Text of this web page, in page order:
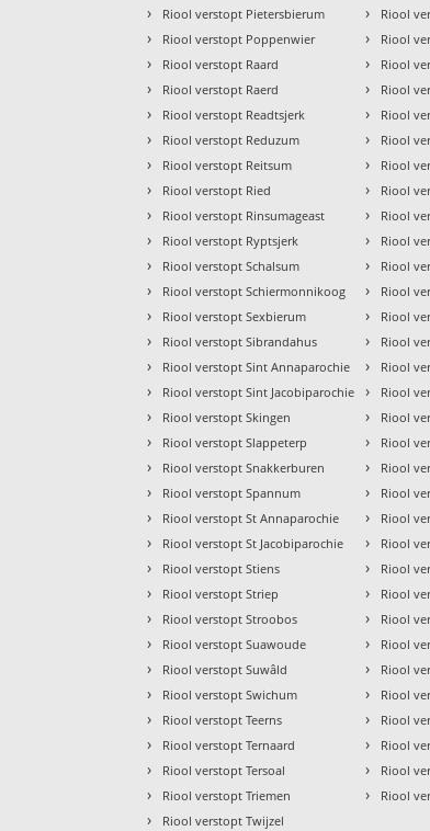
› Riool verstopt Pietersbierum
› Riool verstopt Poppenwier
› Riool verstopt Raard
› Riool verstopt Raerd
› Riool verstopt Readtsjerk
› Riool verstopt Reduzum
› Riool verstopt Reitsum
› Riool verstopt Ried
› Riool verstopt Rinsumageast
› Riool verstopt Ryptsjerk
› Riool verstopt Schalsum
› Riool verstopt Schiermonnikoog
› Riool verstopt Sexbierum
› Riool verstopt Sibrandahus
› Riool verstopt Sint Annaparochie
› Riool verstopt Sint Jacobiparochie
› Riool verstopt Skingen
› Riool verstopt Slappeterp
› Riool verstopt Snakkerburen
› Riool verstopt Spannum
› Riool verstopt St Annaparochie
› Riool verstopt St Jacobiparochie
› Riool verstopt Stiens
› Riool verstopt Striep
› Riool verstopt Stroobos
› Riool verstopt Suawoude
› Riool verstopt Suwâld
› Riool verstopt Swichum
› Riool verstopt Teerns
› Riool verstopt Ternaard
› Riool verstopt Tersoal
› Riool verstopt Triemen
› Riool verstopt Twijzel
› Riool
› Riool
› Riool
› Riool
› Riool
› Riool
› Riool
› Riool
› Riool
› Riool
› Riool
› Riool
› Riool
› Riool
› Riool
› Riool
› Riool
› Riool
› Riool
› Riool
› Riool
› Riool
› Riool
› Riool
› Riool
› Riool
› Riool
› Riool
› Riool
› Riool
› Riool
› Riool